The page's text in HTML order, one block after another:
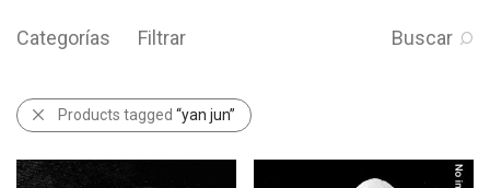
Categorías Filtrar Buscar
Products tagged “yan jun”